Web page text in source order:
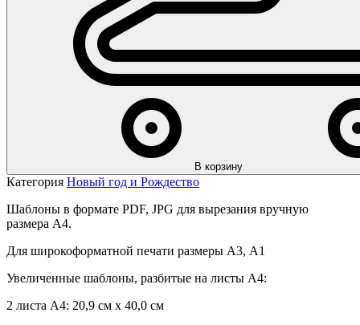
В корзину
Категория Новый год и Рождество
Шаблоны в формате PDF, JPG для вырезания вручную
размера А4.
Для широкоформатной печати размеры А3, А1
Увеличенные шаблоны, разбитые на листы А4:
2 листа А4: 20,9 см х 40,0 см